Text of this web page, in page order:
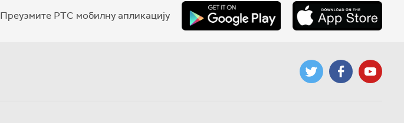
Преузмите РТС мобилну апликацију